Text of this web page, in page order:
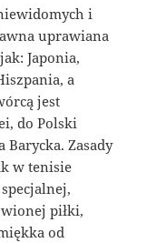
i
uprawiana
Japonia,
a
jest
do Polski
Zasady
w tenisie
piłki,
od